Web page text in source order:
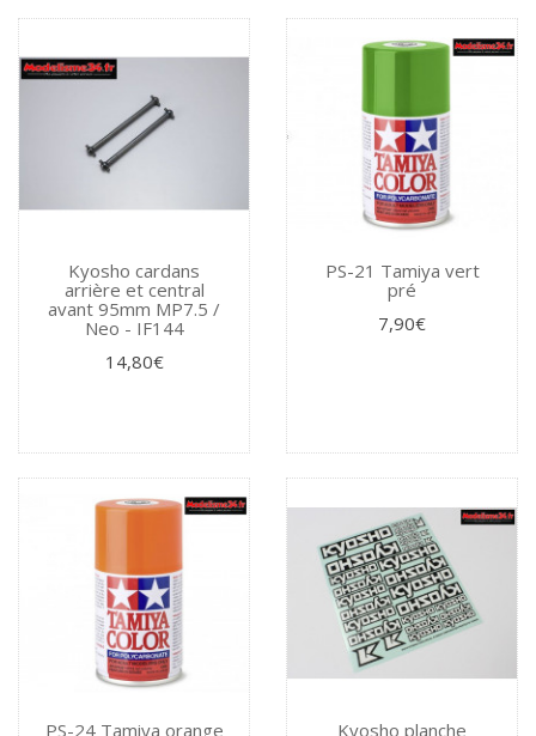
Kyosho cardans
arrière et central
avant 95mm MP7.5 /
Neo - IF144
14,80€
PS-21 Tamiya vert
pré
7,90€
PS-24 Tamiya orange Kyosho planche